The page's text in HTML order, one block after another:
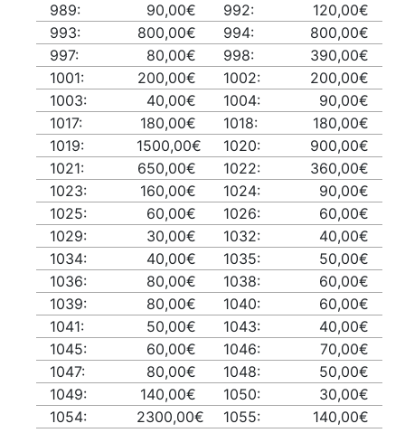
989:
90,00€ 992:
120,00€
993:
800,00€ 994:
800,00€
997:
80,00€ 998:
390,00€
1001:
200,00€ 1002:
200,00€
1003:
40,00€ 1004:
90,00€
1017:
180,00€ 1018:
180,00€
1019:
1500,00€ 1020:
900,00€
1021:
650,00€ 1022:
360,00€
1023:
160,00€ 1024:
90,00€
1025:
60,00€ 1026:
60,00€
1029:
30,00€ 1032:
40,00€
1034:
40,00€ 1035:
50,00€
1036:
80,00€ 1038:
60,00€
1039:
80,00€ 1040:
60,00€
1041:
50,00€ 1043:
40,00€
1045:
60,00€ 1046:
70,00€
1047:
80,00€ 1048:
50,00€
1049:
140,00€ 1050:
30,00€
1054:
2300,00€ 1055:
140,00€